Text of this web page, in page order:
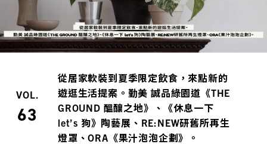
VOL.
63
從居家軟裝到夏季限定飲食，來點新的
遊逛生活提案。勤美 誠品綠園道《THE
GROUND 醞釀之地》、《休息一下
let’s 狗》陶藝展、RE:NEW研舊所再生
燈罩、ORA《果汁泡泡企劃》。